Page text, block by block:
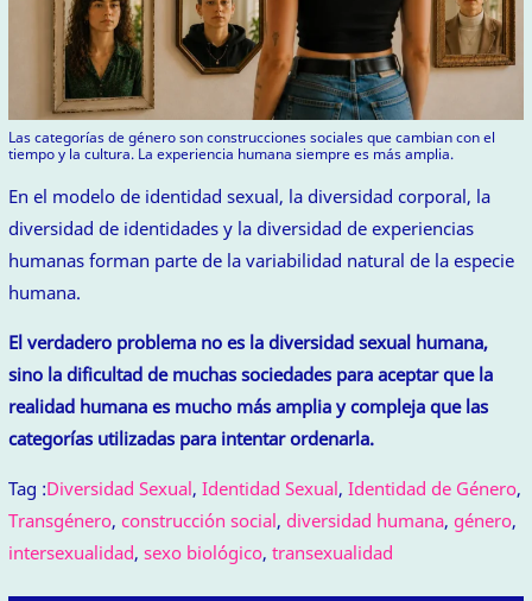
Las categorías de género son construcciones sociales que cambian con el
tiempo y la cultura. La experiencia humana siempre es más amplia.
En el modelo de identidad sexual, la diversidad corporal, la
diversidad de identidades y la diversidad de experiencias
humanas forman parte de la variabilidad natural de la especie
humana.
El verdadero problema no es la diversidad sexual humana,
sino la dificultad de muchas sociedades para aceptar que la
realidad humana es mucho más amplia y compleja que las
categorías utilizadas para intentar ordenarla.
Tag :Diversidad Sexual, Identidad Sexual, Identidad de Género,
Transgénero, construcción social, diversidad humana, género,
intersexualidad, sexo biológico, transexualidad